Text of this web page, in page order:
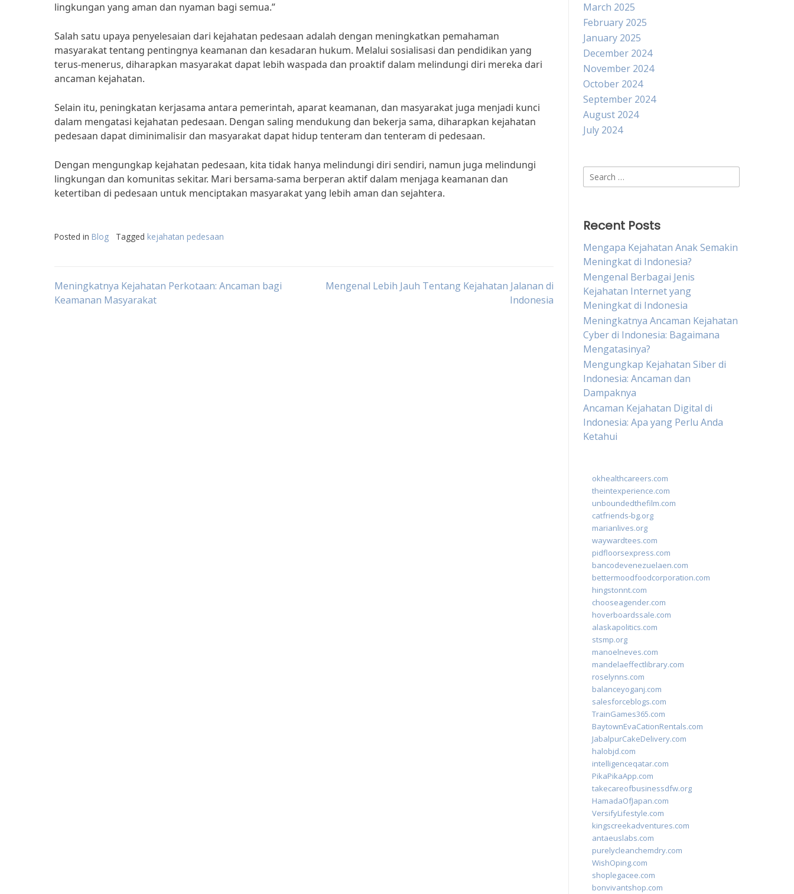
lingkungan yang aman dan nyaman bagi semua.”
Salah satu upaya penyelesaian dari kejahatan pedesaan adalah dengan meningkatkan pemahaman
masyarakat tentang pentingnya keamanan dan kesadaran hukum. Melalui sosialisasi dan pendidikan yang
terus-menerus, diharapkan masyarakat dapat lebih waspada dan proaktif dalam melindungi diri mereka dari
ancaman kejahatan.
Selain itu, peningkatan kerjasama antara pemerintah, aparat keamanan, dan masyarakat juga menjadi kunci
dalam mengatasi kejahatan pedesaan. Dengan saling mendukung dan bekerja sama, diharapkan kejahatan
pedesaan dapat diminimalisir dan masyarakat dapat hidup tenteram dan tenteram di pedesaan.
Dengan mengungkap kejahatan pedesaan, kita tidak hanya melindungi diri sendiri, namun juga melindungi
lingkungan dan komunitas sekitar. Mari bersama-sama berperan aktif dalam menjaga keamanan dan
ketertiban di pedesaan untuk menciptakan masyarakat yang lebih aman dan sejahtera.
Posted in Blog Tagged kejahatan pedesaan
Post
Meningkatnya Kejahatan Perkotaan: Ancaman bagi
Keamanan Masyarakat
Mengenal Lebih Jauh Tentang Kejahatan Jalanan di
Indonesia
March 2025
February 2025
January 2025
December 2024
November 2024
October 2024
September 2024
August 2024
July 2024
Search
for:
Recent Posts
Mengapa Kejahatan Anak Semakin
Meningkat di Indonesia?
Mengenal Berbagai Jenis
Kejahatan Internet yang
Meningkat di Indonesia
Meningkatnya Ancaman Kejahatan
Cyber di Indonesia: Bagaimana
Mengatasinya?
Mengungkap Kejahatan Siber di
Indonesia: Ancaman dan
Dampaknya
Ancaman Kejahatan Digital di
Indonesia: Apa yang Perlu Anda
Ketahui
okhealthcareers.com
theintexperience.com
unboundedthefilm.com
catfriends-bg.org
marianlives.org
waywardtees.com
pidfloorsexpress.com
bancodevenezuelaen.com
bettermoodfoodcorporation.com
hingstonnt.com
chooseagender.com
hoverboardssale.com
alaskapolitics.com
stsmp.org
manoelneves.com
mandelaeffectlibrary.com
roselynns.com
balanceyoganj.com
salesforceblogs.com
TrainGames365.com
BaytownEvaCationRentals.com
JabalpurCakeDelivery.com
halobjd.com
intelligenceqatar.com
PikaPikaApp.com
takecareofbusinessdfw.org
HamadaOfJapan.com
VersifyLifestyle.com
kingscreekadventures.com
antaeuslabs.com
purelycleanchemdry.com
WishOping.com
shoplegacee.com
bonvivantshop.com